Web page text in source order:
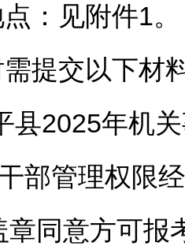
见附件1。
提交以下材
县2025年机关
部管理权限
章同意方可报